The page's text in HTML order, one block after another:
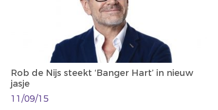
Rob de Nijs steekt ‘Banger Hart’ in nieuw
jasje
11/09/15